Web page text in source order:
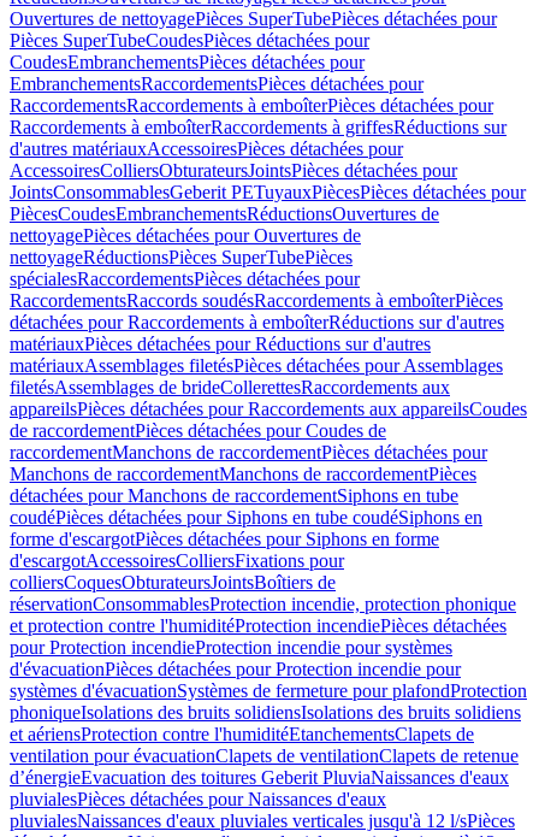
Ouvertures de nettoyagePièces SuperTubePièces détachées pour
Pièces SuperTubeCoudesPièces détachées pour
CoudesEmbranchementsPièces détachées pour
EmbranchementsRaccordementsPièces détachées pour
RaccordementsRaccordements à emboîterPièces détachées pour
Raccordements à emboîterRaccordements à griffesRéductions sur
d'autres matériauxAccessoiresPièces détachées pour
AccessoiresColliersObturateursJointsPièces détachées pour
JointsConsommablesGeberit PETuyauxPiècesPièces détachées pour
PiècesCoudesEmbranchementsRéductionsOuvertures de
nettoyagePièces détachées pour Ouvertures de
nettoyageRéductionsPièces SuperTubePièces
spécialesRaccordementsPièces détachées pour
RaccordementsRaccords soudésRaccordements à emboîterPièces
détachées pour Raccordements à emboîterRéductions sur d'autres
matériauxPièces détachées pour Réductions sur d'autres
matériauxAssemblages filetésPièces détachées pour Assemblages
filetésAssemblages de brideCollerettesRaccordements aux
appareilsPièces détachées pour Raccordements aux appareilsCoudes
de raccordementPièces détachées pour Coudes de
raccordementManchons de raccordementPièces détachées pour
Manchons de raccordementManchons de raccordementPièces
détachées pour Manchons de raccordementSiphons en tube
coudéPièces détachées pour Siphons en tube coudéSiphons en
forme d'escargotPièces détachées pour Siphons en forme
d'escargotAccessoiresColliersFixations pour
colliersCoquesObturateursJointsBoîtiers de
réservationConsommablesProtection incendie, protection phonique
et protection contre l'humiditéProtection incendiePièces détachées
pour Protection incendieProtection incendie pour systèmes
d'évacuationPièces détachées pour Protection incendie pour
systèmes d'évacuationSystèmes de fermeture pour plafondProtection
phoniqueIsolations des bruits solidiensIsolations des bruits solidiens
et aériensProtection contre l'humiditéEtanchementsClapets de
ventilation pour évacuationClapets de ventilationClapets de retenue
d’énergieEvacuation des toitures Geberit PluviaNaissances d'eaux
pluvialesPièces détachées pour Naissances d'eaux
pluvialesNaissances d'eaux pluviales verticales jusqu'à 12 l/sPièces